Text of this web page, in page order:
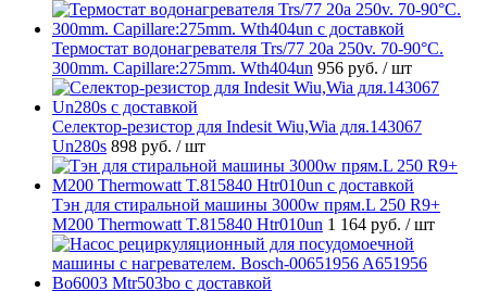
Термостат водонагревателя Trs/77 20a 250v. 70-90°C.
300mm. Capillare:275mm. Wth404un 956 руб. / шт
Селектор-резистор для Indesit Wiu,Wia для.143067
Un280s 898 руб. / шт
Тэн для стиральной машины 3000w прям.L 250 R9+
M200 Thermowatt T.815840 Htr010un 1 164 руб. / шт